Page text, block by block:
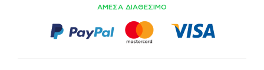
ΑΜΕΣΑ ΔΙΑΘΕΣΙΜΟ